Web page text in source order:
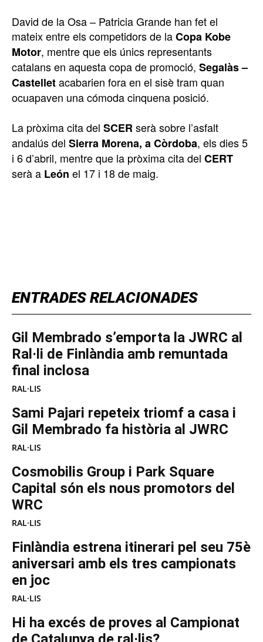
ENTRADES RELACIONADES
Gil Membrado s’emporta la JWRC al
Ral·li de Finlàndia amb remuntada
final inclosa
RAL·LIS
Sami Pajari repeteix triomf a casa i
Gil Membrado fa història al JWRC
RAL·LIS
Cosmobilis Group i Park Square
Capital són els nous promotors del
WRC
RAL·LIS
Finlàndia estrena itinerari pel seu 75è
aniversari amb els tres campionats
en joc
RAL·LIS
Hi ha excés de proves al Campionat
David de la Osa – Patricia Grande han fet el
mateix entre els competidors de laCopa Kobe
Motor, mentre que els únics representants
catalans en aquesta copa de promoció, Segalàs –
Castelletacabarien fora en el sisè tram quan
ocuapaven una cómoda cinquena posició.
La pròxima cita del SCERserà sobre l’asfalt
andalús del Sierra Morena, a Còrdoba, els dies 5
i 6 d’abril, mentre que la pròxima cita del CERT
serà a León el 17 i 18 de maig.